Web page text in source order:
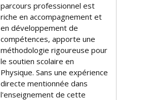
parcours professionnel est
riche en accompagnement et
en développement de
compétences, apporte une
méthodologie rigoureuse pour
le soutien scolaire en
Physique. Sans une expérience
directe mentionnée dans
l'enseignement de cette